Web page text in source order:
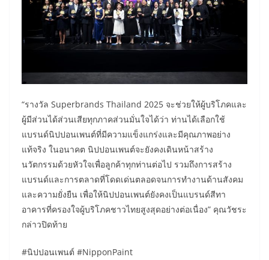
“รางวัล Superbrands Thailand 2025 จะช่วยให้ผู้บริโภคและ
ผู้มีส่วนได้ส่วนเสียทุกภาคส่วนมั่นใจได้ว่า ท่านได้เลือกใช้
แบรนด์นิปปอนเพนต์ที่มีความแข็งแกร่งและมีคุณภาพอย่าง
แท้จริง ในอนาคต นิปปอนเพนต์จะยังคงเดินหน้าสร้าง
นวัตกรรมด้วยหัวใจเพื่อลูกค้าทุกท่านต่อไป รวมถึงการสร้าง
แบรนด์และการตลาดที่โดดเด่นตลอดจนการทำงานด้านสังคม
และความยั่งยืน เพื่อให้นิปปอนเพนต์ยังคงเป็นแบรนด์สีทา
อาคารที่ครองใจผู้บริโภคชาวไทยสูงสุดอย่างต่อเนื่อง” คุณวัชระ
กล่าวปิดท้าย
#นิปปอนเพนต์ #NipponPaint